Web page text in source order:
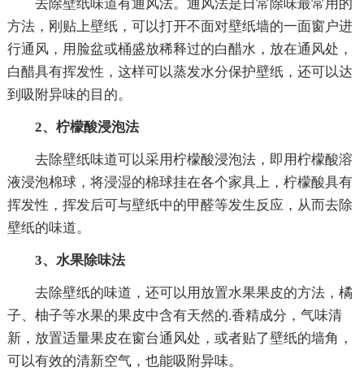
去除壁纸味道有通风法。通风法是日常除味最常用的
方法，刚贴上壁纸，可以打开不面对壁纸墙的一面窗户进
行通风，用脸盆或桶盛放稀释过的白醋水，放在通风处，
白醋具有挥发性，这样可以蒸发水分保护壁纸，还可以达
到吸附异味的目的。
2、柠檬酸浸泡法
去除壁纸味道可以采用柠檬酸浸泡法，即用柠檬酸溶
液浸泡棉球，将浸湿的棉球挂在各个家具上，柠檬酸具有
挥发性，挥发后可与壁纸中的甲醛等发生反应，从而去除
壁纸的味道。
3、水果除味法
去除壁纸的味道，还可以用放置水果果皮的方法，橘
子、柚子等水果的果皮中含有天然的.香精成分，气味清
新，放置适量果皮在窗台通风处，或者贴了壁纸的墙角，
可以有效的清新空气，也能吸附异味。